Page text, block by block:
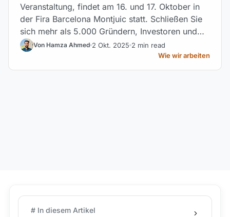
Veranstaltung, findet am 16. und 17. Oktober in
der Fira Barcelona Montjuic statt. Schließen Sie
sich mehr als 5.000 Gründern, Investoren und
Entwicklern an, um DeFi, NFT, MiCA und mehr
zu entdecken und die Zukunft des Web3 zu
gestalten.
Von Hamza Ahmed 2 Okt. 2025 2 min read
Wie wir arbeiten
# In diesem Artikel